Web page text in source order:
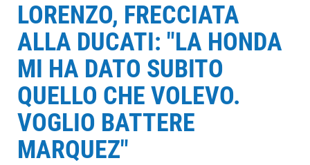
LORENZO, FRECCIATA
ALLA DUCATI: "LA HONDA
MI HA DATO SUBITO
QUELLO CHE VOLEVO.
VOGLIO BATTERE
MARQUEZ"